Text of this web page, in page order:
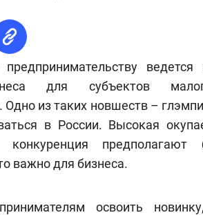
ведется
для субъектов
Одно из таких новшеств –
в России. Высокая
конкуренция предполагают
важно для бизнеса.
освоить